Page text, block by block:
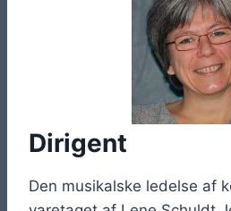
Dirigent
Den musikalske ledelse af